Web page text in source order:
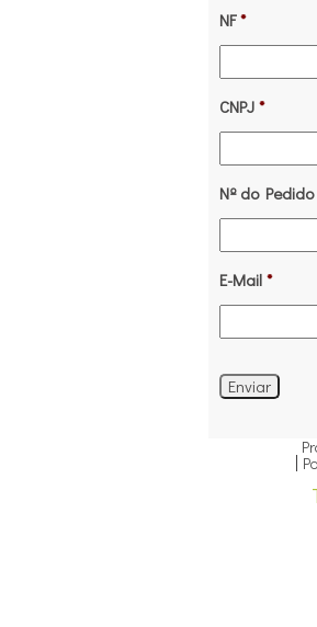
NF *
CNPJ *
Nº do Pedido
E-Mail *